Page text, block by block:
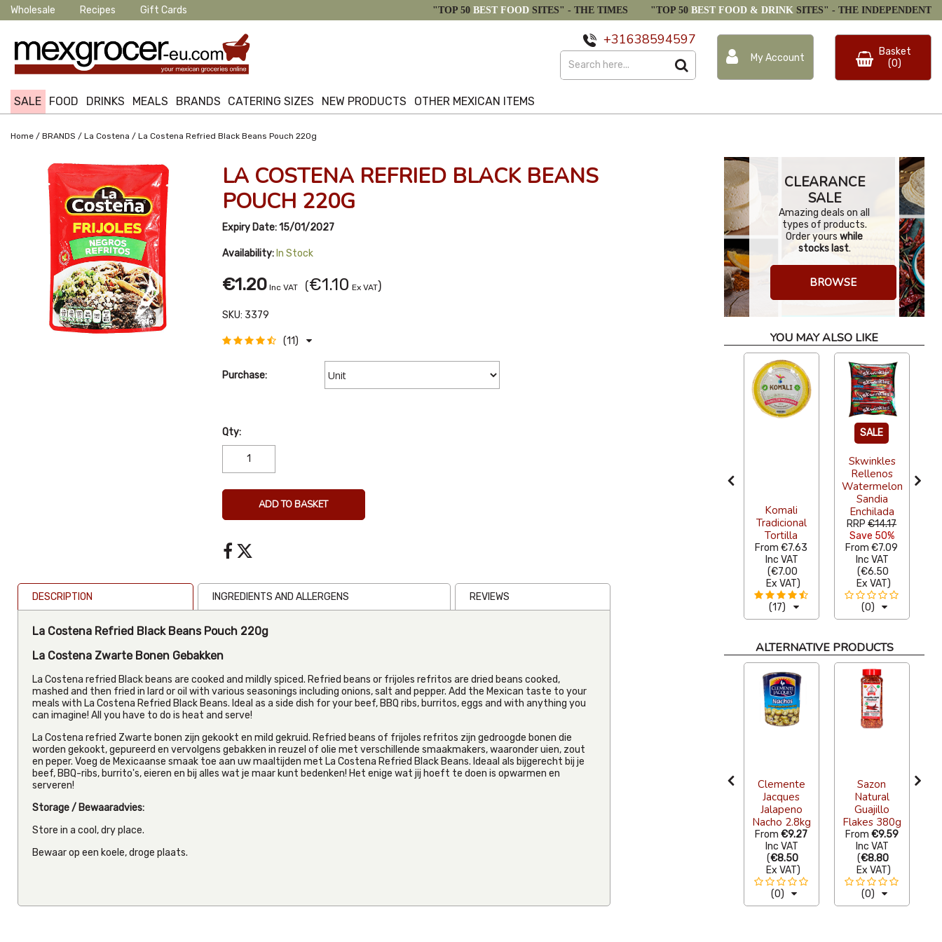
Wholesale Recipes Gift Cards "TOP 50 BEST FOOD SITES" - THE TIMES "TOP 50 BEST FOOD & DRINK SITES" - THE INDEPENDENT
SALE FOOD DRINKS MEALS BRANDS CATERING SIZES NEW PRODUCTS OTHER MEXICAN ITEMS
+31638594597
My Account
Basket
(0)
Home / BRANDS / La Costena / La Costena Refried Black Beans Pouch 220g
LA COSTENA REFRIED BLACK BEANS
POUCH 220G
Expiry Date:15/01/2027
Availability: In Stock
€1.20 Inc VAT (€1.10 Ex VAT)
SKU: 3379
(11)
Purchase:
Qty:
ADD TO BASKET
DESCRIPTION INGREDIENTS AND ALLERGENS REVIEWS
La Costena Refried Black Beans Pouch 220g
La Costena Zwarte Bonen Gebakken
La Costena refried Black beans are cooked and mildly spiced. Refried beans or frijoles refritos are dried beans cooked,
mashed and then fried in lard or oil with various seasonings including onions, salt and pepper. Add the Mexican taste to your
meals with La Costena Refried Black Beans. Ideal as a side dish for your beef, BBQ ribs, burritos, eggs and with anything you
can imagine! All you have to do is heat and serve!
La Costena refried Zwarte bonen zijn gekookt en mild gekruid. Refried beans of frijoles refritos zijn gedroogde bonen die
worden gekookt, gepureerd en vervolgens gebakken in reuzel of olie met verschillende smaakmakers, waaronder uien, zout
en peper. Voeg de Mexicaanse smaak toe aan uw maaltijden met La Costena Refried Black Beans. Ideaal als bijgerecht bij je
beef, BBQ-ribs, burrito's, eieren en bij alles wat je maar kunt bedenken! Het enige wat jij hoeft te doen is opwarmen en
serveren!
Storage / Bewaaradvies:
Store in a cool, dry place.
Bewaar op een koele, droge plaats.
CLEARANCE
SALE
Amazing deals on all
types of products.
Order yours while
stocks last.
BROWSE
YOU MAY ALSO LIKE
Ex VAT
(3)
Komali
Tradicional
Tortilla
From€7.63
Inc VAT
(€7.00
Ex VAT)
(17)
SALE
Skwinkles
Rellenos
Watermelon
Sandia
Enchilada
RRP€14.17
Save 50%
From€7.09
Inc VAT
(€6.50
Ex VAT)
(0)
ALTERNATIVE PRODUCTS
Clemente
Jacques
Jalapeno
Nacho 2.8kg
From€9.27
Inc VAT
(€8.50
Ex VAT)
(0)
Sazon
Natural
Guajillo
Flakes 380g
From €9.59
Inc VAT
(€8.80
Ex VAT)
(0)